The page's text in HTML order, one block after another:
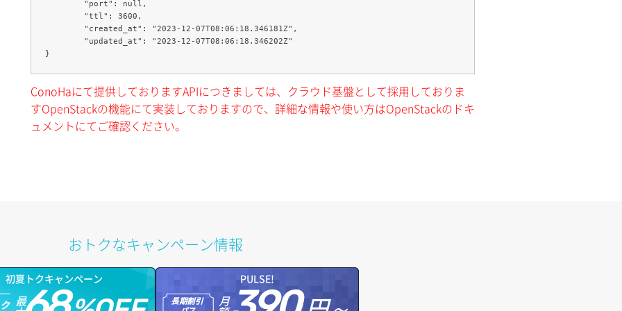
ConoHaにて提供しておりますAPIにつきましては、クラウド基盤として採用しておりま
すOpenStackの機能にて実装しておりますので、詳細な情報や使い方はOpenStackのドキ
ュメントにてご確認ください。
おトクなキャンペーン情報
初夏トクキャンペーン
最
PULSE!
長期割引 月